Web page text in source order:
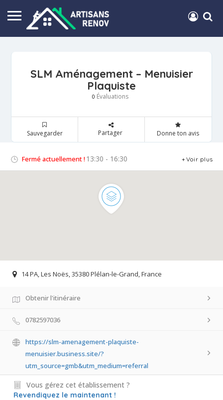
SLM Aménagement – Menuisier
Plaquiste
0 Évaluations
Sauvegarder Partager Donne ton avis
Fermé actuellement ! 13:30 - 16:30 Voir plus
14 PA, Les Noës, 35380 Plélan-le-Grand, France
Obtenir l'itinéraire
0782597036
https://slm-amenagement-plaquiste-
menuisier.business.site/?
utm_source=gmb&utm_medium=referral
Vous gérez cet établissement ?
Revendiquez le maintenant !